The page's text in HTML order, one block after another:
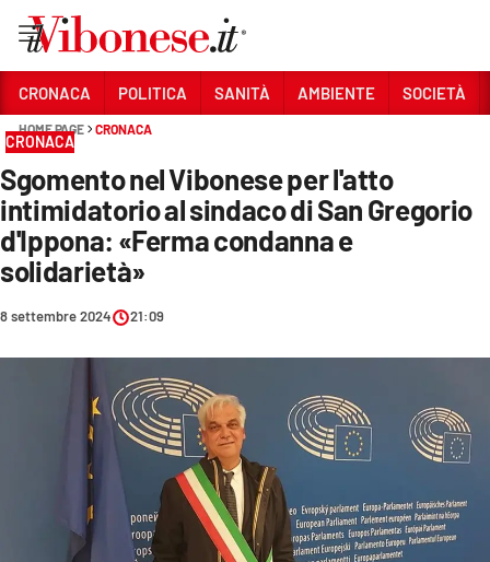
Sezioni
CRONACA
POLITICA
SANITÀ
AMBIENTE
SOCIETÀ
CULTURA
ECONOMIA E LAVORO
CRONACA POLITICA SANITÀ AMBIENTE SOCIETÀ
HOME PAGE CRONACA
CRONACA
Sgomento nel Vibonese per l'atto
intimidatorio al sindaco di San Gregorio
d'Ippona: «Ferma condanna e
solidarietà»
8 settembre 2024 21:09